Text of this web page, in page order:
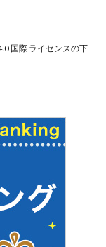
国際 ライセンスの下